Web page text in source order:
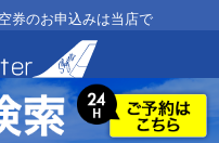
券のお申込みは当店で